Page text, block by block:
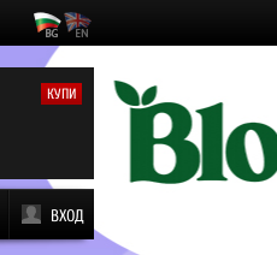
КУПИ
ВХОД